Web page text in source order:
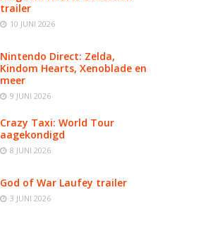
trailer
10 JUNI 2026
Nintendo Direct: Zelda,
Kindom Hearts, Xenoblade en
meer
9 JUNI 2026
Crazy Taxi: World Tour
aagekondigd
8 JUNI 2026
God of War Laufey trailer
3 JUNI 2026